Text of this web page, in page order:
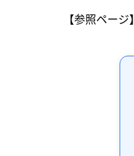
【参照ページ】